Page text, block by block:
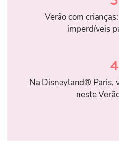
Verão com
imperdíveis
4
Na Disneyland® Paris,
neste